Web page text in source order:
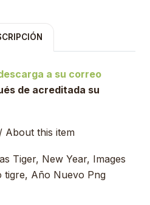
a su correo
de acreditada su
About this item
Tiger, New Year, Images
tigre, Año Nuevo Png